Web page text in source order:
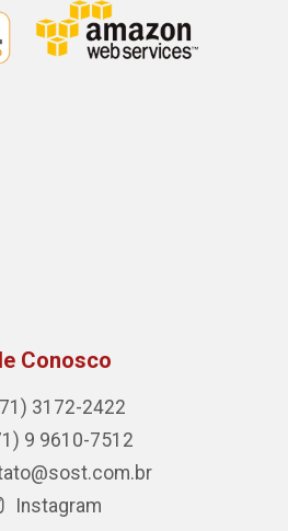
Conosco
3172-2422
9 9610-7512
Instagram